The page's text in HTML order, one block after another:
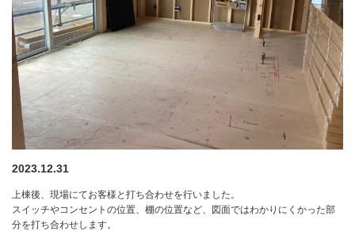
2023.12.31
上棟後、現場にてお客様と打ち合わせを行いました。
スイッチやコンセントの位置、棚の位置など、図面ではわかりにくかった部
分を打ち合わせします。